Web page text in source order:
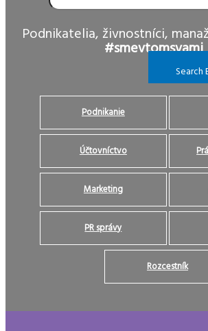
Search
Podnikatelia, živnostníci,
#smevtomsvami
Podnikanie
Účtovníctvo
Marketing
PR správy
Rozcestník